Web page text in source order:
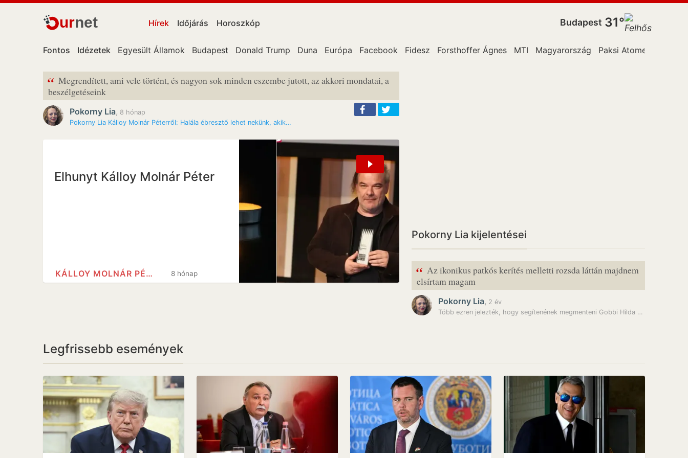
urnet Hírek Időjárás Horoszkóp Budapest 31°
Fontos Idézetek Egyesült Államok Budapest Donald Trump Duna Európa Facebook Fidesz Forsthoffer Ágnes MTI Magyarország Paksi Atomerőműben
“ Megrendített, ami vele történt, és nagyon sok minden eszembe jutott, az akkori mondatai, a
beszélgetéseink
Pokorny Lia, 8 hónap
Pokorny Lia Kálloy Molnár Péterről: Halála ébresztő lehet nekünk, akik…
Elhunyt Kálloy Molnár Péter
8 hónap
KÁLLOY MOLNÁR PÉTER
Pokorny Lia kijelentései
“ Az ikonikus patkós kerítés melletti rozsda láttán majdnem
elsírtam magam
Pokorny Lia, 2 év
Több ezren jelezték, hogy segítenének megmenteni Gobbi Hilda egykori…
Legfrissebb események